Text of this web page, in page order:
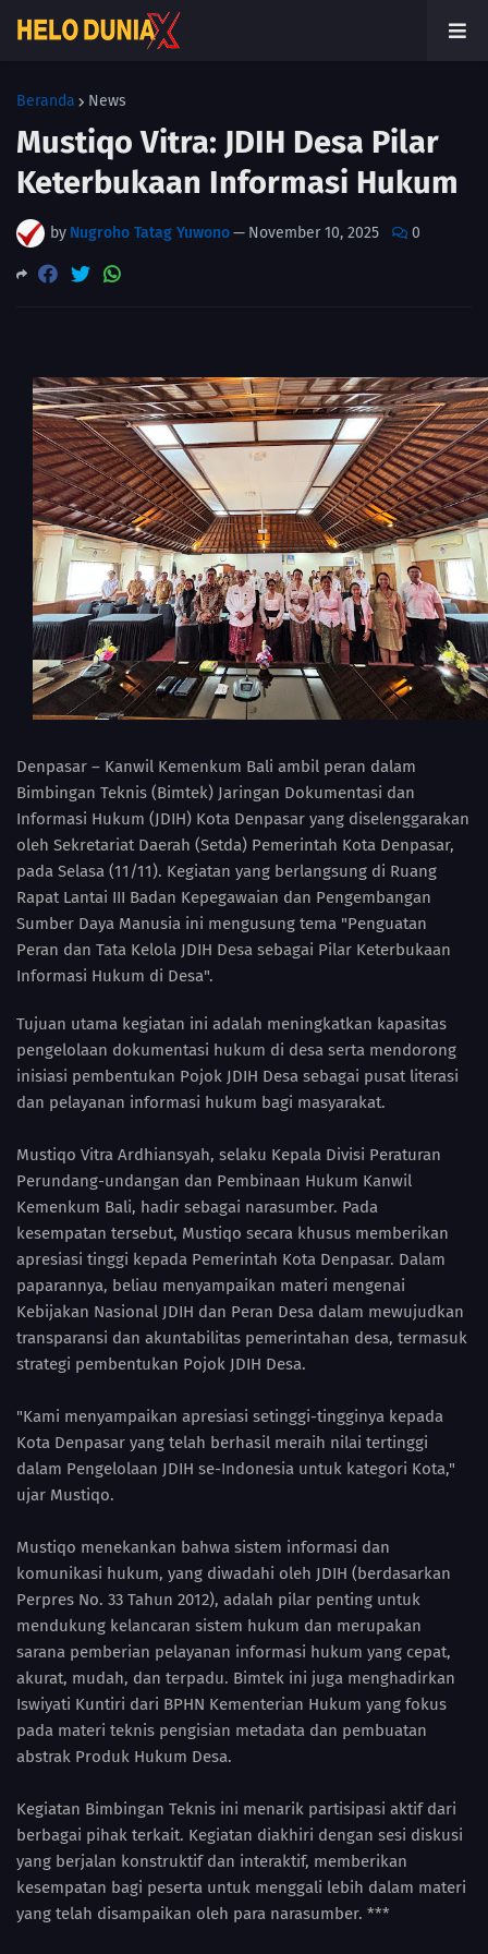
Beranda News
Mustiqo Vitra: JDIH Desa Pilar
Keterbukaan Informasi Hukum
by Nugroho Tatag Yuwono— November 10, 2025 0
Denpasar – Kanwil Kemenkum Bali ambil peran dalam
Bimbingan Teknis (Bimtek) Jaringan Dokumentasi dan
Informasi Hukum (JDIH) Kota Denpasar yang diselenggarakan
oleh Sekretariat Daerah (Setda) Pemerintah Kota Denpasar,
pada Selasa (11/11). Kegiatan yang berlangsung di Ruang
Rapat Lantai III Badan Kepegawaian dan Pengembangan
Sumber Daya Manusia ini mengusung tema "Penguatan
Peran dan Tata Kelola JDIH Desa sebagai Pilar Keterbukaan
Informasi Hukum di Desa".
Tujuan utama kegiatan ini adalah meningkatkan kapasitas
pengelolaan dokumentasi hukum di desa serta mendorong
inisiasi pembentukan Pojok JDIH Desa sebagai pusat literasi
dan pelayanan informasi hukum bagi masyarakat.
Mustiqo Vitra Ardhiansyah, selaku Kepala Divisi Peraturan
Perundang-undangan dan Pembinaan Hukum Kanwil
Kemenkum Bali, hadir sebagai narasumber. Pada
kesempatan tersebut, Mustiqo secara khusus memberikan
apresiasi tinggi kepada Pemerintah Kota Denpasar. Dalam
paparannya, beliau menyampaikan materi mengenai
Kebijakan Nasional JDIH dan Peran Desa dalam mewujudkan
transparansi dan akuntabilitas pemerintahan desa, termasuk
strategi pembentukan Pojok JDIH Desa.
"Kami menyampaikan apresiasi setinggi-tingginya kepada
Kota Denpasar yang telah berhasil meraih nilai tertinggi
dalam Pengelolaan JDIH se-Indonesia untuk kategori Kota,"
ujar Mustiqo.
Mustiqo menekankan bahwa sistem informasi dan
komunikasi hukum, yang diwadahi oleh JDIH (berdasarkan
Perpres No. 33 Tahun 2012), adalah pilar penting untuk
mendukung kelancaran sistem hukum dan merupakan
sarana pemberian pelayanan informasi hukum yang cepat,
akurat, mudah, dan terpadu. Bimtek ini juga menghadirkan
Iswiyati Kuntiri dari BPHN Kementerian Hukum yang fokus
pada materi teknis pengisian metadata dan pembuatan
abstrak Produk Hukum Desa.
Kegiatan Bimbingan Teknis ini menarik partisipasi aktif dari
berbagai pihak terkait. Kegiatan diakhiri dengan sesi diskusi
yang berjalan konstruktif dan interaktif, memberikan
kesempatan bagi peserta untuk menggali lebih dalam materi
yang telah disampaikan oleh para narasumber. ***